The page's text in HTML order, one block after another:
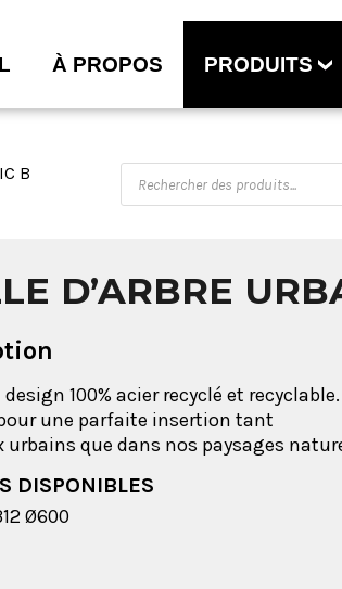
À PROPOS PRODUITS
B
D’ARBRE
100% acier recyclé et
une parfaite insertion tant
urbains que dans nos paysages
DISPONIBLES
Ø600